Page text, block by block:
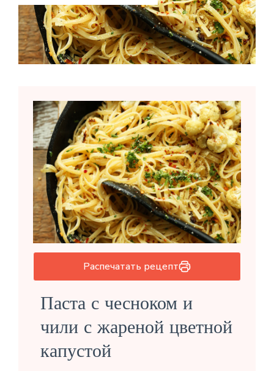
Распечатать рецепт
Паста с чесноком и
чили с жареной цветной
капустой